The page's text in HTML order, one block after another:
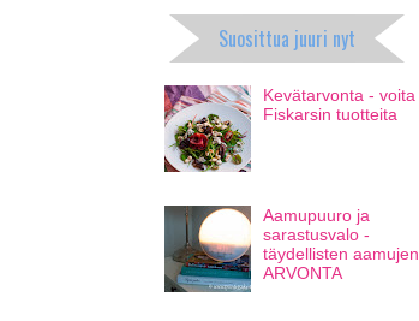
Suosittua juuri nyt
Kevätarvonta - voita
Fiskarsin tuotteita
Aamupuuro ja
sarastusvalo -
täydellisten aamujen
ARVONTA